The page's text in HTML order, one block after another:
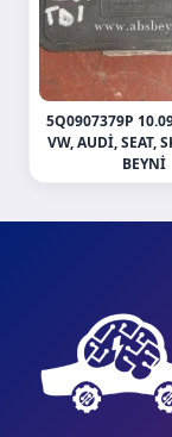
5Q0907379P
VW, AUDI, SEAT,
BEYNI